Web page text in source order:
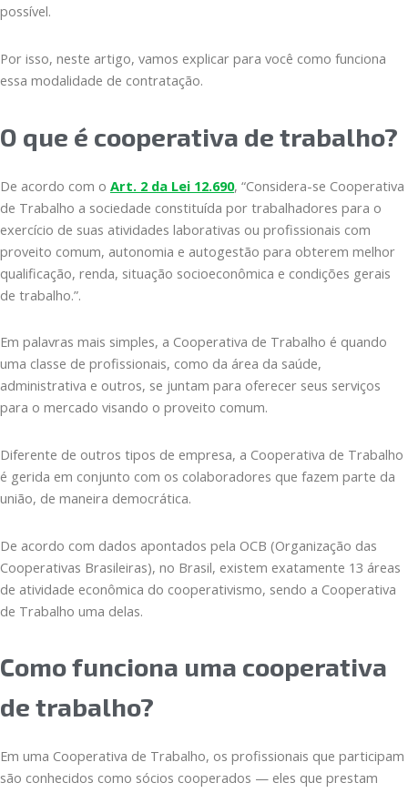
possível.
Por isso, neste artigo, vamos explicar para você como funciona
essa modalidade de contratação.
O que é cooperativa de trabalho?
De acordo com o Art. 2 da Lei 12.690, “Considera-se Cooperativa
de Trabalho a sociedade constituída por trabalhadores para o
exercício de suas atividades laborativas ou profissionais com
proveito comum, autonomia e autogestão para obterem melhor
qualificação, renda, situação socioeconômica e condições gerais
de trabalho.”.
Em palavras mais simples, a Cooperativa de Trabalho é quando
uma classe de profissionais, como da área da saúde,
administrativa e outros, se juntam para oferecer seus serviços
para o mercado visando o proveito comum.
Diferente de outros tipos de empresa, a Cooperativa de Trabalho
é gerida em conjunto com os colaboradores que fazem parte da
união, de maneira democrática.
De acordo com dados apontados pela OCB (Organização das
Cooperativas Brasileiras), no Brasil, existem exatamente 13 áreas
de atividade econômica do cooperativismo, sendo a Cooperativa
de Trabalho uma delas.
Como funciona uma cooperativa
de trabalho?
Em uma Cooperativa de Trabalho, os profissionais que participam
são conhecidos como sócios cooperados — eles que prestam